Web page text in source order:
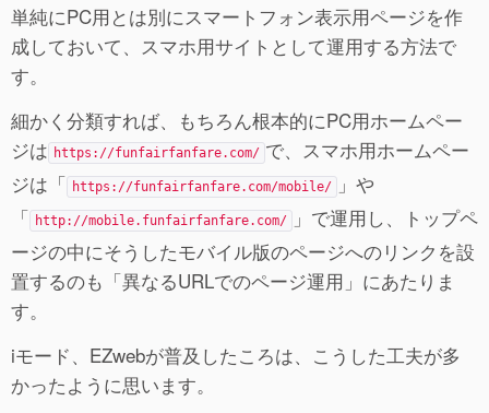
単純にPC用とは別にスマートフォン表示用ページを作
成しておいて、スマホ用サイトとして運用する方法で
す。
細かく分類すれば、もちろん根本的にPC用ホームペー
ジは https://funfairfanfare.com/ で、スマホ用ホームペー
ジは「 https://funfairfanfare.com/mobile/
」や
「 http://mobile.funfairfanfare.com/
」で運用し、トップペ
ージの中にそうしたモバイル版のページへのリンクを設
置するのも「異なるURLでのページ運用」にあたりま
す。
iモード、EZwebが普及したころは、こうした工夫が多
かったように思います。